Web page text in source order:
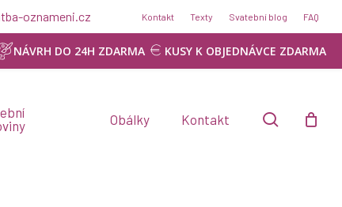
oznameni.cz Kontakt Texty Svatební blog FAQ
NÁVRH DO 24H ZDARMA KUSY K OBJEDNÁVCE ZDARMA
Obálky Kontakt search